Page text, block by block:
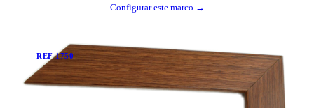
Configurar este marco →
REF1750